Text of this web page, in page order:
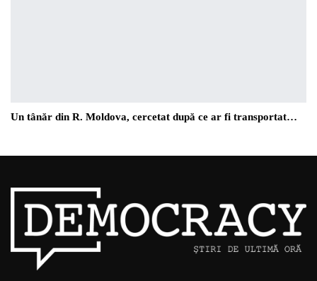
Un tânăr din R. Moldova, cercetat după ce ar fi transportat…